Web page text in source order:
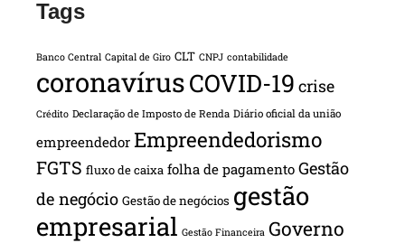
Tags
Banco Central Capital de Giro CLT CNPJ contabilidade
coronavírusCOVID-19 crise
Crédito Declaração de Imposto de Renda Diário oficial da união
empreendedor Empreendedorismo
FGTS fluxo de caixa folha de pagamento Gestão
de negócio Gestão de negócios gestão
empresarial Gestão Financeira Governo